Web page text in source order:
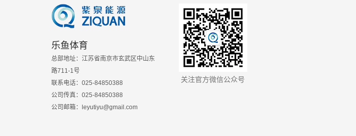
乐鱼体育
总部地址：江苏省南京市玄武区中山东
路711-1号
联系电话：025-84850388
公司传真：025-84850388
公司邮箱：leyutiyu@gmail.com
关注官方微信公众号